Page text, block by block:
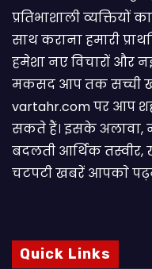
प्रतिभाशाली व्यक्तियों
साथ कराना हमारी
हमेशा नए विचारों और
मकसद आप तक सच्ची
vartahr.com पर आप
सकते हैं। इसके अलावा,
बदलती आर्थिक
चटपटी खबरें आपकाे
Quick Links